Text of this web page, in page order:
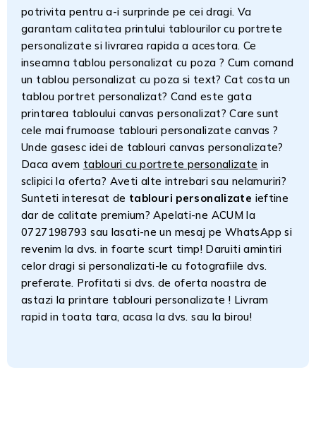
potrivita pentru a-i surprinde pe cei dragi. Va
garantam calitatea printului tablourilor cu portrete
personalizate si livrarea rapida a acestora. Ce
inseamna tablou personalizat cu poza ? Cum comand
un tablou personalizat cu poza si text? Cat costa un
tablou portret personalizat? Cand este gata
printarea tabloului canvas personalizat? Care sunt
cele mai frumoase tablouri personalizate canvas ?
Unde gasesc idei de tablouri canvas personalizate?
Daca avem tablouri cu portrete personalizate in
sclipici la oferta? Aveti alte intrebari sau nelamuriri?
Sunteti interesat de tablouri personalizate ieftine
dar de calitate premium? Apelati-ne ACUM la
0727198793 sau lasati-ne un mesaj pe WhatsApp si
revenim la dvs. in foarte scurt timp! Daruiti amintiri
celor dragi si personalizati-le cu fotografiile dvs.
preferate. Profitati si dvs. de oferta noastra de
astazi la printare tablouri personalizate ! Livram
rapid in toata tara, acasa la dvs. sau la birou!